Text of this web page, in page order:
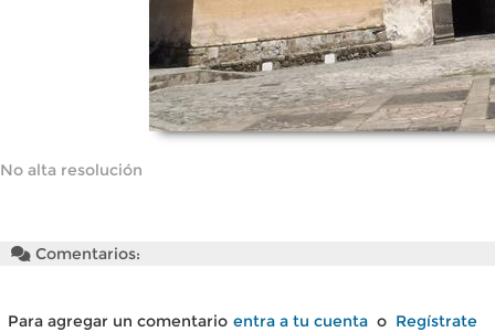
No alta resolución
Comentarios:
Para agregar un comentario entra a tu cuenta o Regístrate